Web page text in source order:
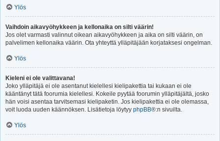
Ylös
Vaihdoin aikavyöhykkeen ja kellonaika on silti väärin!
Jos olet varmasti valinnut oikean aikavyöhykkeen ja aika on silti väärin, on
palvelimen kellonaika väärin. Ota yhteyttä ylläpitäjään korjataksesi ongelman.
Ylös
Kieleni ei ole valittavana!
Joko ylläpitäjä ei ole asentanut kielellesi kielipakettia tai kukaan ei ole
kääntänyt tätä foorumia kielellesi. Kokeile pyytää foorumin ylläpitäjältä, josko
hän voisi asentaa tarvitsemasi kielipaketin. Jos kielipakettia ei ole olemassa,
voit luoda uuden käännöksen. Lisätietoja löytyy phpBB®:n sivuilta.
Ylös